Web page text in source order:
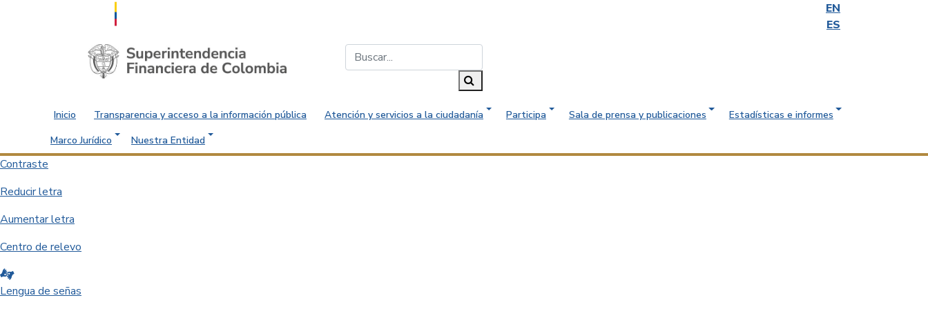
EN
ES
Saltar al contenido principal
Inicio Transparencia y acceso a la información pública Atención y servicios a la ciudadanía Participa Sala de prensa y publicaciones
Estadísticas e informes
Marco Jurídico
Nuestra Entidad
Contraste
Reducir letra
Aumentar letra
Centro de relevo
Lengua de señas